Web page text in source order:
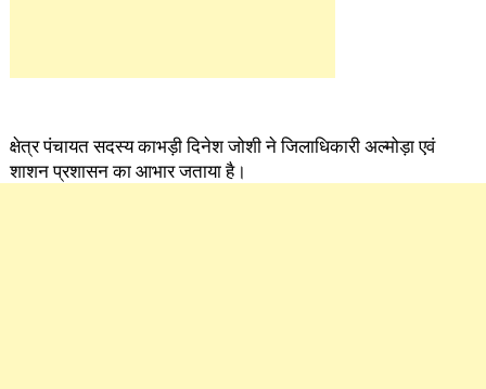
क्षेत्र पंचायत सदस्य काभड़ी दिनेश जोशी ने जिलाधिकारी अल्मोड़ा एवं
शाशन प्रशासन का आभार जताया है।